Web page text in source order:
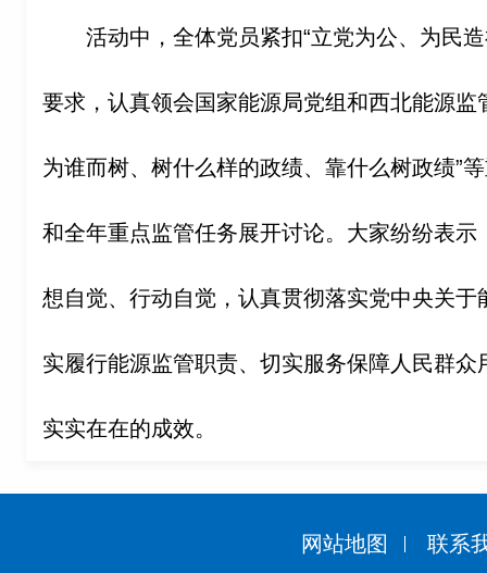
活动中，全体党员紧扣“立党为公、为民
要求，认真领会国家能源局党组和西北能源监
为谁而树、树什么样的政绩、靠什么树政绩”
和全年重点监管任务展开讨论。大家纷纷表
想自觉、行动自觉，认真贯彻落实党中央关
实履行能源监管职责、切实服务保障人民群
实实在在的成效。
网站地图
联系